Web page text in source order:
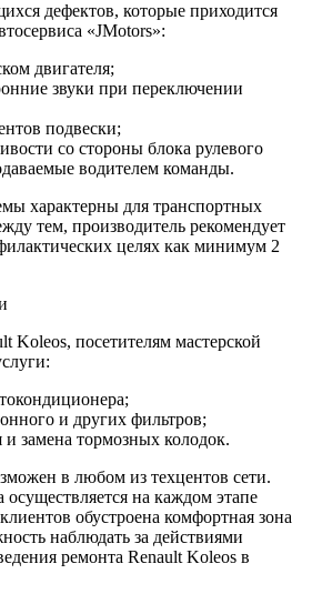
дефектов, которые приходится
«JMotors»:
двигателя;
звуки при переключении
подвески;
со стороны блока рулевого
водителем команды.
характерны для транспортных
тем, производитель рекомендует
целях как минимум 2
Koleos, посетителям мастерской
и других фильтров;
и замена тормозных колодок.
в любом из техцентов сети.
осуществляется на каждом этапе
обустроена комфортная зона
наблюдать за действиями
ремонта Renault Koleos в